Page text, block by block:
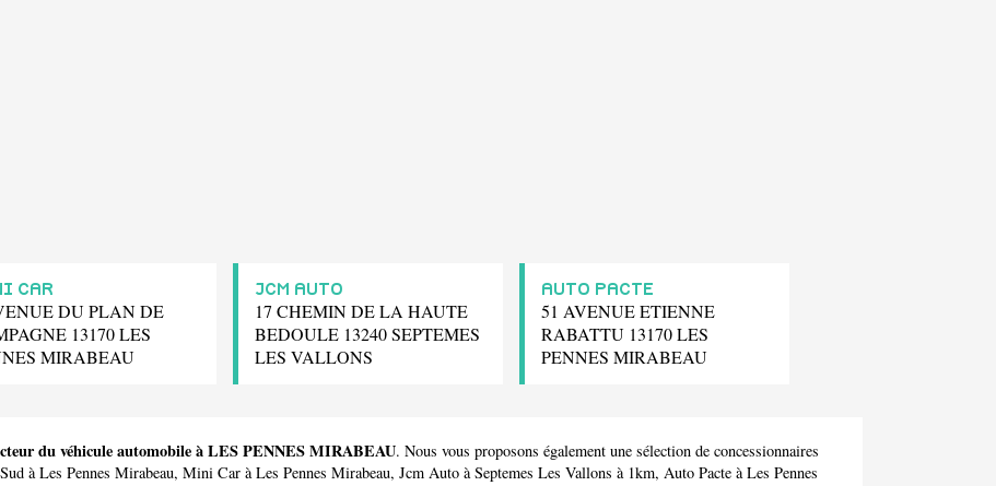
CAR
DU PLAN DE
13170 LES
MIRABEAU
JCM AUTO
17 CHEMIN DE LA HAUTE
BEDOULE 13240 SEPTEMES
LES VALLONS
AUTO PACTE
51 AVENUE ETIENNE
RABATTU 13170 LES
PENNES MIRABEAU
du véhicule automobile à LES PENNES MIRABEAU. Nous vous proposons également une sélection de concessionnaires
à Les Pennes Mirabeau, Mini Car à Les Pennes Mirabeau, Jcm Auto à Septemes Les Vallons à 1km, Auto Pacte à Les Pennes